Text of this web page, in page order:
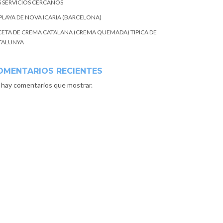
SERVICIOS CERCANOS
DE NOVA ICARIA (BARCELONA)
DE CREMA CATALANA (CREMA QUEMADA) TIPICA DE
RECIENTES
comentarios que mostrar.